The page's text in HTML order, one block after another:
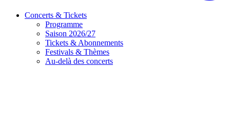
Concerts & Tickets
Programme
Saison 2026/27
Tickets & Abonnements
Festivals & Thèmes
Au-delà des concerts